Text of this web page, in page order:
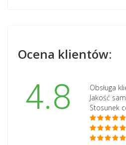
Ocena klientów:
4.8
Obsługa
Jakość
Stosunek